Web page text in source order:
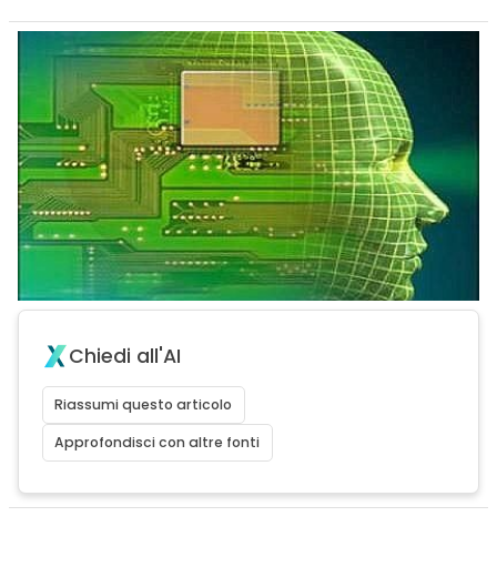
Chiedi all'AI
Riassumi questo articolo
Approfondisci con altre fonti